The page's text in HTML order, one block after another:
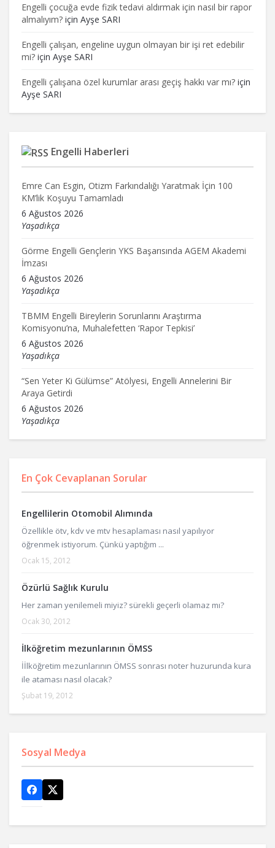
Engelli çocuğa evde fizik tedavi aldırmak için nasıl bir rapor
almalıyım? için Ayşe SARI
Engelli çalışan, engeline uygun olmayan bir işi ret edebilir
mi? için Ayşe SARI
Engelli çalışana özel kurumlar arası geçiş hakkı var mı? için
Ayşe SARI
Engelli Haberleri
Emre Can Esgin, Otizm Farkındalığı Yaratmak İçin 100
KM’lik Koşuyu Tamamladı
6 Ağustos 2026
Yaşadıkça
Görme Engelli Gençlerin YKS Başarısında AGEM Akademi
İmzası
6 Ağustos 2026
Yaşadıkça
TBMM Engelli Bireylerin Sorunlarını Araştırma
Komisyonu’na, Muhalefetten ‘Rapor Tepkisi’
6 Ağustos 2026
Yaşadıkça
“Sen Yeter Ki Gülümse” Atölyesi, Engelli Annelerini Bir
Araya Getirdi
6 Ağustos 2026
Yaşadıkça
En Çok Cevaplanan Sorular
Engellilerin Otomobil Alımında
Özellikle ötv, kdv ve mtv hesaplaması nasıl yapılıyor
öğrenmek istiyorum. Çünkü yaptığım ...
Ocak 15, 2012
Özürlü Sağlık Kurulu
Her zaman yenilemeli miyiz? sürekli geçerli olamaz mı?
Ocak 30, 2012
İlköğretim mezunlarının ÖMSS
İİlköğretim mezunlarının ÖMSS sonrası noter huzurunda kura
ile ataması nasıl olacak?
Şubat 19, 2012
Sosyal Medya